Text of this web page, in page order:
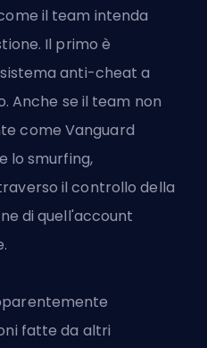
il team intenda
Il primo è
anti-cheat a
Anche se il team non
come Vanguard
lo smurfing,
il controllo della
di quell'account
fatte da altri